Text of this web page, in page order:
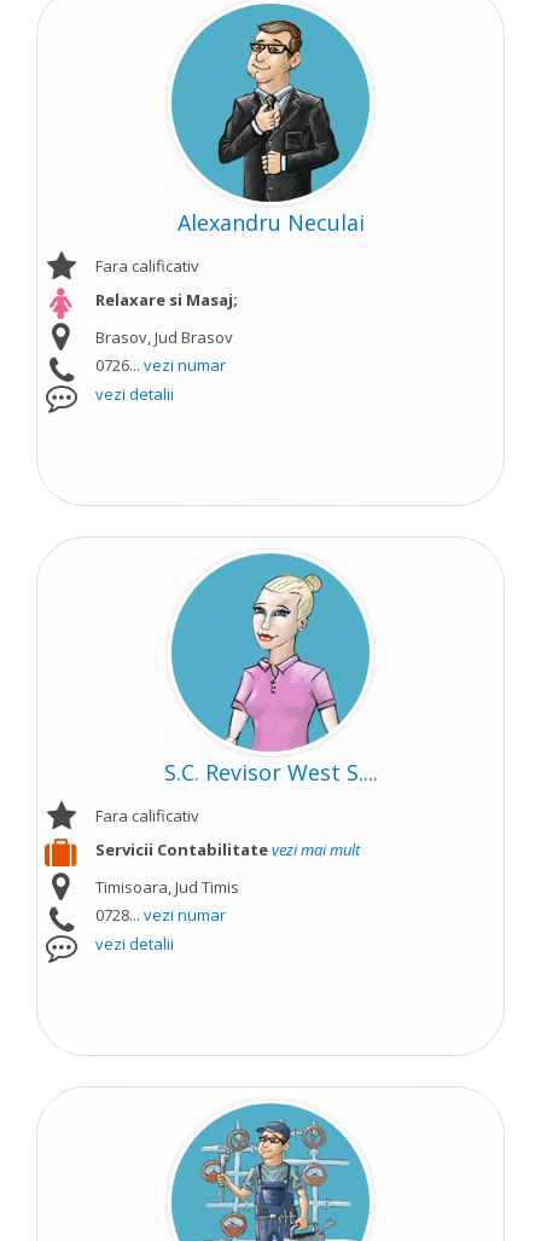
Alexandru Neculai
Fara calificativ
Relaxare si Masaj;
Brasov, Jud Brasov
0726... vezi numar
vezi detalii
S.C. Revisor West S....
Fara calificativ
Servicii Contabilitatevezi mai mult
Timisoara, Jud Timis
0728... vezi numar
vezi detalii